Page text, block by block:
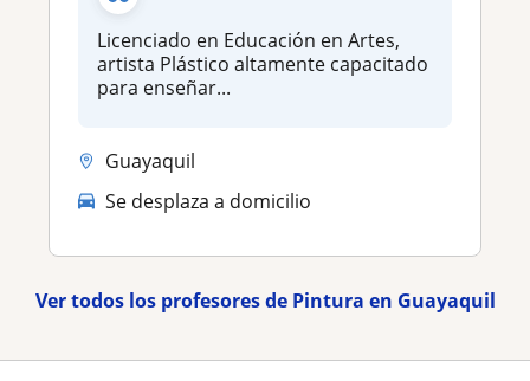
Licenciado en Educación en Artes,
artista Plástico altamente capacitado
para enseñar...
Guayaquil
Se desplaza a domicilio
Ver todos los profesores de Pintura en Guayaquil